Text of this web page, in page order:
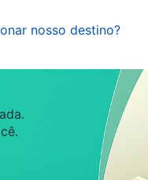
a vida que o
sempre efetiva
da obra da
para o homem
natureza
nosso destino?